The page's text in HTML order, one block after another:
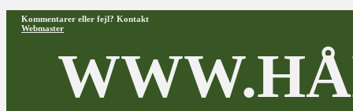
Kommentarer eller fejl? Kontakt
Webmaster